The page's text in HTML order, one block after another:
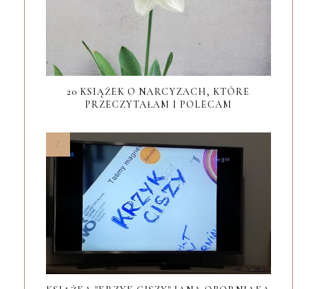
20 KSIĄŻEK O NARCYZACH, KTÓRE
PRZECZYTAŁAM I POLECAM